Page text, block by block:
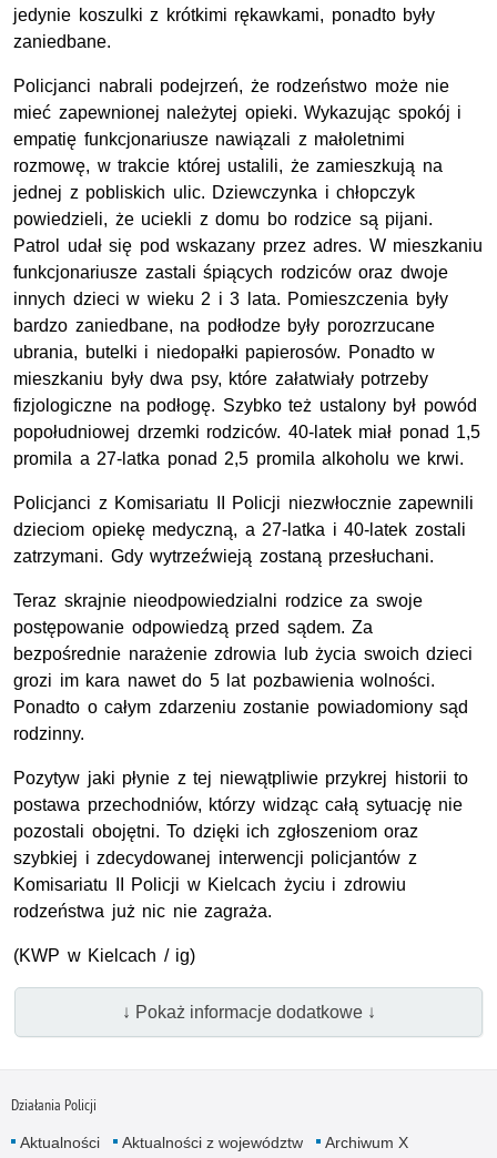
jedynie koszulki z krótkimi rękawkami, ponadto były
zaniedbane.
Policjanci nabrali podejrzeń, że rodzeństwo może nie
mieć zapewnionej należytej opieki. Wykazując spokój i
empatię funkcjonariusze nawiązali z małoletnimi
rozmowę, w trakcie której ustalili, że zamieszkują na
jednej z pobliskich ulic. Dziewczynka i chłopczyk
powiedzieli, że uciekli z domu bo rodzice są pijani.
Patrol udał się pod wskazany przez adres. W mieszkaniu
funkcjonariusze zastali śpiących rodziców oraz dwoje
innych dzieci w wieku 2 i 3 lata. Pomieszczenia były
bardzo zaniedbane, na podłodze były porozrzucane
ubrania, butelki i niedopałki papierosów. Ponadto w
mieszkaniu były dwa psy, które załatwiały potrzeby
fizjologiczne na podłogę. Szybko też ustalony był powód
popołudniowej drzemki rodziców. 40-latek miał ponad 1,5
promila a 27-latka ponad 2,5 promila alkoholu we krwi.
Policjanci z Komisariatu II Policji niezwłocznie zapewnili
dzieciom opiekę medyczną, a 27-latka i 40-latek zostali
zatrzymani. Gdy wytrzeźwieją zostaną przesłuchani.
Teraz skrajnie nieodpowiedzialni rodzice za swoje
postępowanie odpowiedzą przed sądem. Za
bezpośrednie narażenie zdrowia lub życia swoich dzieci
grozi im kara nawet do 5 lat pozbawienia wolności.
Ponadto o całym zdarzeniu zostanie powiadomiony sąd
rodzinny.
Pozytyw jaki płynie z tej niewątpliwie przykrej historii to
postawa przechodniów, którzy widząc całą sytuację nie
pozostali obojętni. To dzięki ich zgłoszeniom oraz
szybkiej i zdecydowanej interwencji policjantów z
Komisariatu II Policji w Kielcach życiu i zdrowiu
rodzeństwa już nic nie zagraża.
(KWP w Kielcach / ig)
↓ Pokaż informacje dodatkowe ↓
Działania Policji
Aktualności Aktualności z województw
Archiwum X